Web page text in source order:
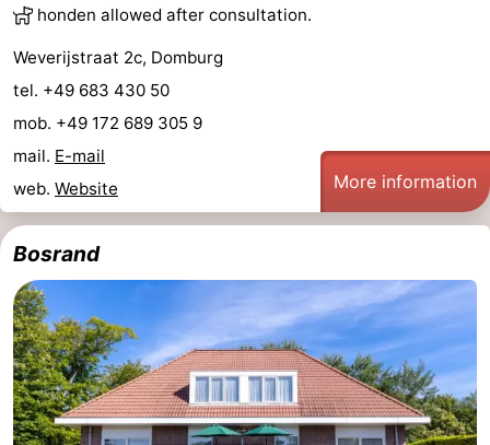
honden allowed after consultation.
Weverijstraat 2c, Domburg
tel. +49 683 430 50
mob. +49 172 689 305 9
mail. E-mail
web. Website More information
Bosrand